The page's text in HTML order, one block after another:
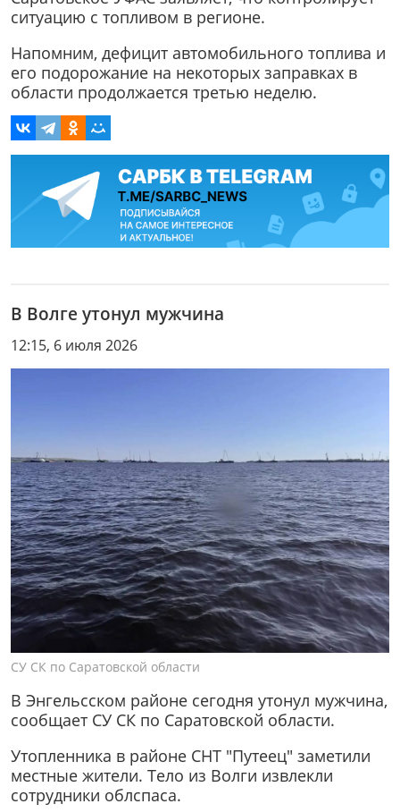
ситуацию с топливом в регионе.
Напомним, дефицит автомобильного топлива и
его подорожание на некоторых заправках в
области продолжается третью неделю.
В Волге утонул мужчина
12:15, 6 июля 2026
СУ СК по Саратовской области
В Энгельсском районе сегодня утонул мужчина,
сообщает СУ СК по Саратовской области.
Утопленника в районе СНТ "Путеец" заметили
местные жители. Тело из Волги извлекли
сотрудники облспаса.